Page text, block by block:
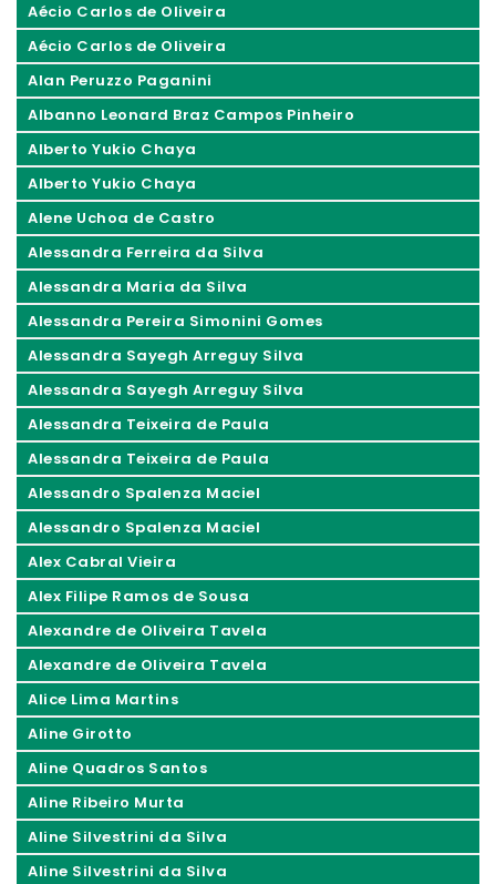
Aécio Carlos de Oliveira
Aécio Carlos de Oliveira
Alan Peruzzo Paganini
Albanno Leonard Braz Campos Pinheiro
Alberto Yukio Chaya
Alberto Yukio Chaya
Alene Uchoa de Castro
Alessandra Ferreira da Silva
Alessandra Maria da Silva
Alessandra Pereira Simonini Gomes
Alessandra Sayegh Arreguy Silva
Alessandra Sayegh Arreguy Silva
Alessandra Teixeira de Paula
Alessandra Teixeira de Paula
Alessandro Spalenza Maciel
Alessandro Spalenza Maciel
Alex Cabral Vieira
Alex Filipe Ramos de Sousa
Alexandre de Oliveira Tavela
Alexandre de Oliveira Tavela
Alice Lima Martins
Aline Girotto
Aline Quadros Santos
Aline Ribeiro Murta
Aline Silvestrini da Silva
Aline Silvestrini da Silva